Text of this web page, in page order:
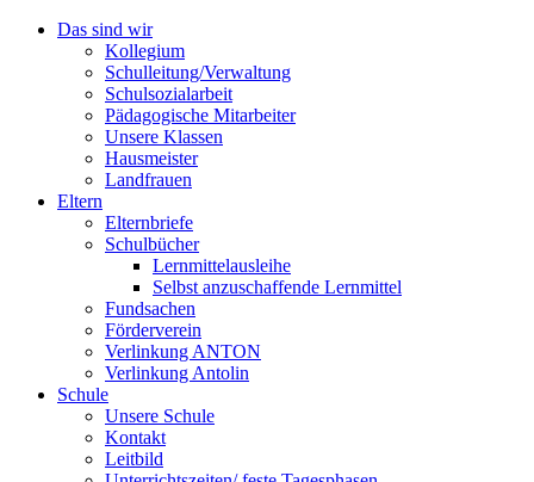
Das sind wir
Kollegium
Schulleitung/Verwaltung
Schulsozialarbeit
Pädagogische Mitarbeiter
Unsere Klassen
Hausmeister
Landfrauen
Eltern
Elternbriefe
Schulbücher
Lernmittelausleihe
Selbst anzuschaffende Lernmittel
Fundsachen
Förderverein
Verlinkung ANTON
Verlinkung Antolin
Schule
Unsere Schule
Kontakt
Leitbild